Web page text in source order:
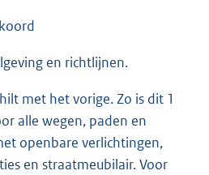
en richtlijnen.
met het vorige. Zo is dit 1
alle wegen, paden en
openbare verlichtingen,
en straatmeubilair. Voor